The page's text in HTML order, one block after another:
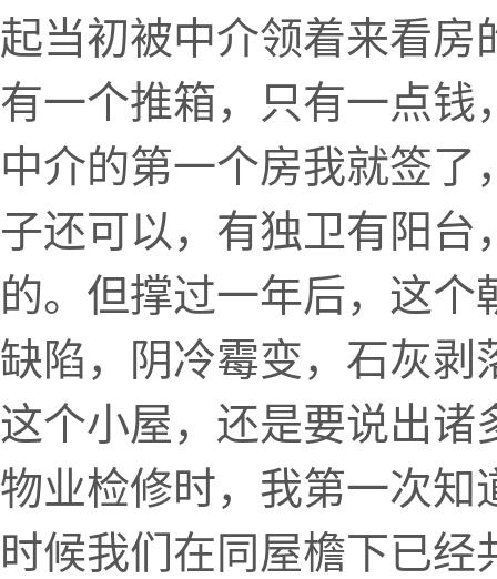
起当初被中介领着来看
有一个推箱，只有一点钱
中介的第一个房我就签
子还可以，有独卫有阳
的。但撑过一年后，这
缺陷，阴冷霉变，石灰剥
这个小屋，还是要说出
物业检修时，我第一次知
时候我们在同屋檐下已